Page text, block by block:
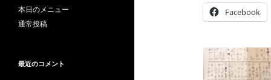
Facebook
本日のメニュー
通常投稿
最近のコメント